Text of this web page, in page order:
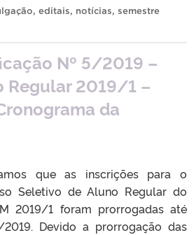
, editais, notícias, semestre
Nº 5/2019 –
Regular 2019/1 –
da
que as inscrições para o
Seletivo de Aluno Regular do
2019/1 foram prorrogadas até
Devido a prorrogação das